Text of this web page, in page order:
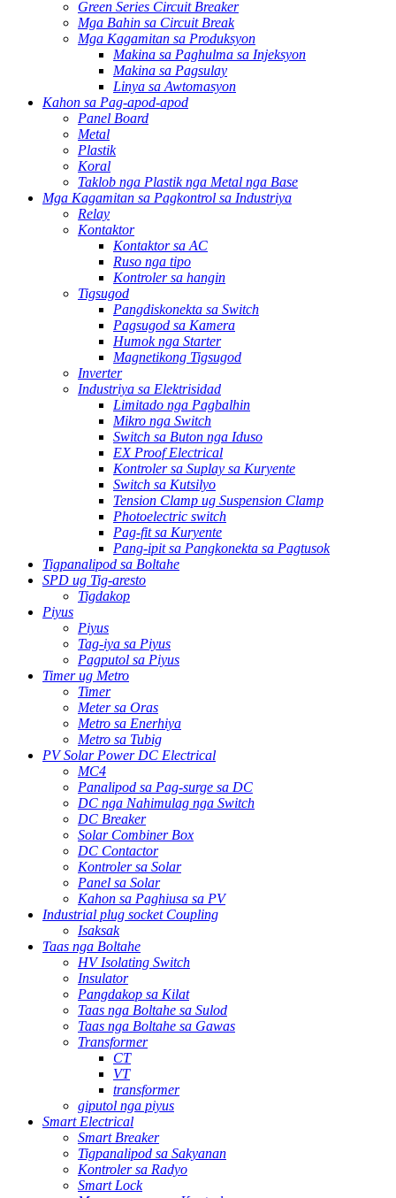
Green Series Circuit Breaker
Mga Bahin sa Circuit Break
Mga Kagamitan sa Produksyon
Makina sa Paghulma sa Injeksyon
Makina sa Pagsulay
Linya sa Awtomasyon
Kahon sa Pag-apod-apod
Panel Board
Metal
Plastik
Koral
Taklob nga Plastik nga Metal nga Base
Mga Kagamitan sa Pagkontrol sa Industriya
Relay
Kontaktor
Kontaktor sa AC
Ruso nga tipo
Kontroler sa hangin
Tigsugod
Pangdiskonekta sa Switch
Pagsugod sa Kamera
Humok nga Starter
Magnetikong Tigsugod
Inverter
Industriya sa Elektrisidad
Limitado nga Pagbalhin
Mikro nga Switch
Switch sa Buton nga Iduso
EX Proof Electrical
Kontroler sa Suplay sa Kuryente
Switch sa Kutsilyo
Tension Clamp ug Suspension Clamp
Photoelectric switch
Pag-fit sa Kuryente
Pang-ipit sa Pangkonekta sa Pagtusok
Tigpanalipod sa Boltahe
SPD ug Tig-aresto
Tigdakop
Piyus
Piyus
Tag-iya sa Piyus
Pagputol sa Piyus
Timer ug Metro
Timer
Meter sa Oras
Metro sa Enerhiya
Metro sa Tubig
PV Solar Power DC Electrical
MC4
Panalipod sa Pag-surge sa DC
DC nga Nahimulag nga Switch
DC Breaker
Solar Combiner Box
DC Contactor
Kontroler sa Solar
Panel sa Solar
Kahon sa Paghiusa sa PV
Industrial plug socket Coupling
Isaksak
Taas nga Boltahe
HV Isolating Switch
Insulator
Pangdakop sa Kilat
Taas nga Boltahe sa Sulod
Taas nga Boltahe sa Gawas
Transformer
CT
VT
transformer
giputol nga piyus
Smart Electrical
Smart Breaker
Tigpanalipod sa Sakyanan
Kontroler sa Radyo
Smart Lock